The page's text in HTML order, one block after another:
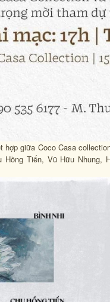
giữa Coco Casa
Hồng Tiến, Vũ Hữu Nhung,